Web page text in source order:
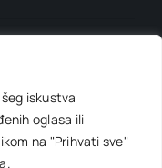
iskustva
oglasa ili
na "Prihvati sve"